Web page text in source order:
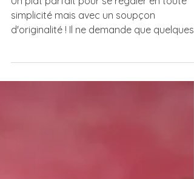
blancs rôtis aux épices,
crème de fêta
simplicité mais avec un soupçon
d'originalité ! Il ne demande que quelques